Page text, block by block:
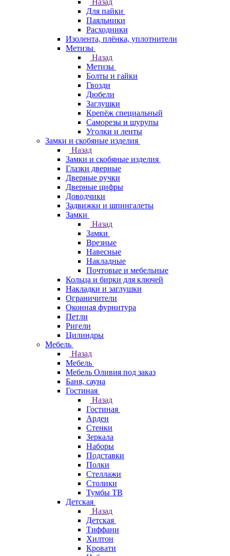
Назад
Для пайки
Паяльники
Расходники
Изолента, плёнка, уплотнители
Метизы
Назад
Метизы
Болты и гайки
Гвозди
Дюбели
Заглушки
Крепёж специальный
Саморезы и шурупы
Уголки и ленты
Замки и скобяные изделия
Назад
Замки и скобяные изделия
Глазки дверные
Дверные ручки
Дверные цифры
Доводчики
Задвижки и шпингалеты
Замки
Назад
Замки
Врезные
Навесные
Накладные
Почтовые и мебельные
Кольца и бирки для ключей
Накладки и заглушки
Ограничители
Оконная фурнитура
Петли
Ригели
Цилиндры
Мебель
Назад
Мебель
Мебель Оливия под заказ
Баня, сауна
Гостиная
Назад
Гостиная
Арден
Стенки
Зеркала
Наборы
Подставки
Полки
Стеллажи
Столики
Тумбы ТВ
Детская
Назад
Детская
Тиффани
Хилтон
Кровати